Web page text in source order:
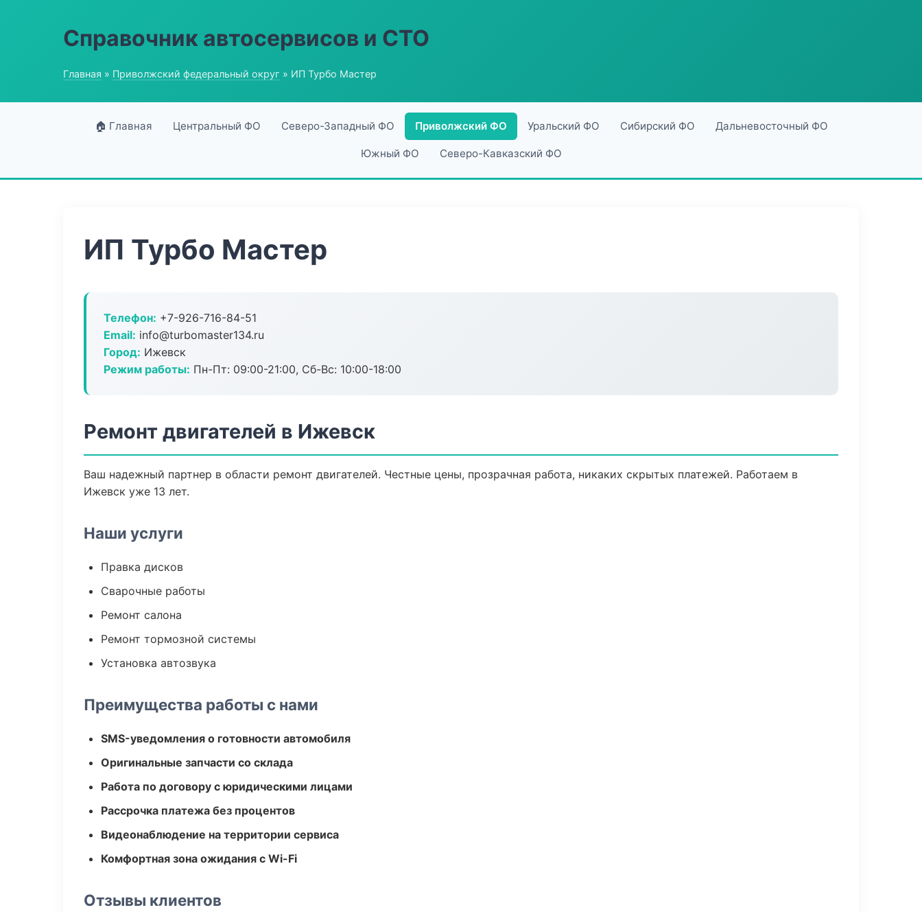
Справочник автосервисов и СТО
Главная » Приволжский федеральный округ » ИП Турбо Мастер
🏠 Главная Центральный ФО Северо-Западный ФО Приволжский ФО Уральский ФО Сибирский ФО Дальневосточный ФО
Южный ФО Северо-Кавказский ФО
ИП Турбо Мастер
Телефон: +7-926-716-84-51
Email: info@turbomaster134.ru
Город: Ижевск
Режим работы: Пн-Пт: 09:00-21:00, Сб-Вс: 10:00-18:00
Ремонт двигателей в Ижевск
Ваш надежный партнер в области ремонт двигателей. Честные цены, прозрачная работа, никаких скрытых платежей. Работаем в
Ижевск уже 13 лет.
Наши услуги
Правка дисков
Сварочные работы
Ремонт салона
Ремонт тормозной системы
Установка автозвука
Преимущества работы с нами
SMS-уведомления о готовности автомобиля
Оригинальные запчасти со склада
Работа по договору с юридическими лицами
Рассрочка платежа без процентов
Видеонаблюдение на территории сервиса
Комфортная зона ожидания с Wi-Fi
Отзывы клиентов